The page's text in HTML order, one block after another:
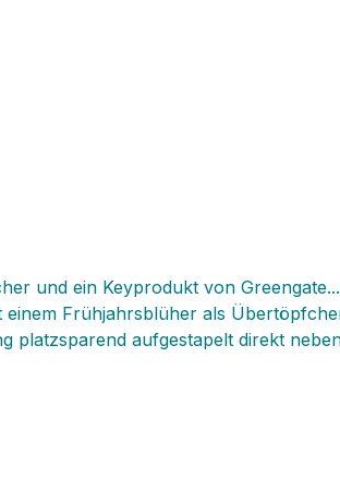
und ein Keyprodukt von
Frühjahrsblüher als
platzsparend aufgestapelt direkt